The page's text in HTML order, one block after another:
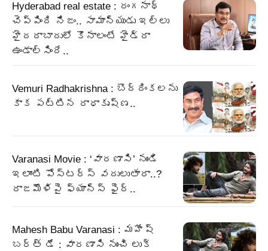
Hyderabad real estate : రంగనాథ్
చెప్పింది నిజం.. సామాన్యుడు ఇల్లు
హైదరాబాదులో కొనాలంటే హైడ్రా
ఉండాల్సిందే..
Vemuri Radhakrishna : బొద్దింకలను
కాక పట్టిన రాధాకృష్ణ..
Varanasi Movie : ‘వారణాసి’ నుండి
ఇలాంటి పోస్టర్స్ వదులుతారా..?
రాజమౌళిపై ఫ్యాన్స్ ఫైర్..
Mahesh Babu Varanasi : మహేష్
బర్త్ డే : వారణాసి నుంచి లుక్